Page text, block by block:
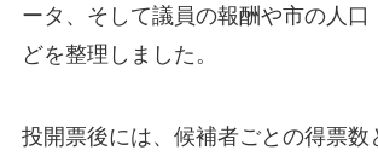
ータ、そして議員の報酬や市の人口
どを整理しました。
投開票後には、候補者ごとの得票数